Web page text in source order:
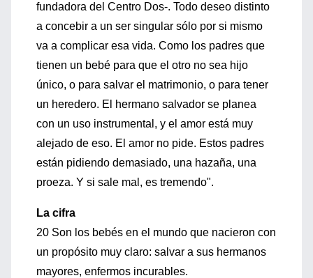
fundadora del Centro Dos-. Todo deseo distinto
a concebir a un ser singular sólo por si mismo
va a complicar esa vida. Como los padres que
tienen un bebé para que el otro no sea hijo
único, o para salvar el matrimonio, o para tener
un heredero. El hermano salvador se planea
con un uso instrumental, y el amor está muy
alejado de eso. El amor no pide. Estos padres
están pidiendo demasiado, una hazaña, una
proeza. Y si sale mal, es tremendo".
La cifra
20 Son los bebés en el mundo que nacieron con
un propósito muy claro: salvar a sus hermanos
mayores, enfermos incurables.